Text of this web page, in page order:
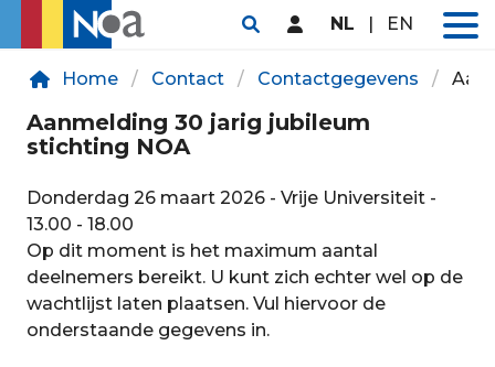
NL | EN
Home Contact Contactgegevens
Aanmelding 30 jarig jubileum
stichting NOA
Donderdag 26 maart 2026 - Vrije Universiteit -
13.00 - 18.00
Op dit moment is het maximum aantal
deelnemers bereikt. U kunt zich echter wel op de
wachtlijst laten plaatsen. Vul hiervoor de
onderstaande gegevens in.